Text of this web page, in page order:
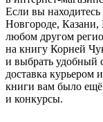
Если вы
Новгороде, Казани,
любом другом
на книгу Корней
и выбрать удобный
доставка курьером
книги вам было
и конкурсы.